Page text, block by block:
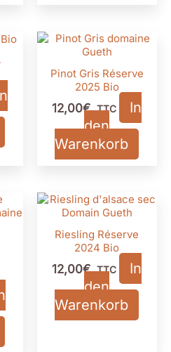
Pinot Gris Réserve
2025 Bio
12,00€ TTC
In
den
Warenkorb
Riesling Réserve
2024 Bio
12,00€ TTC
In
den
Warenkorb